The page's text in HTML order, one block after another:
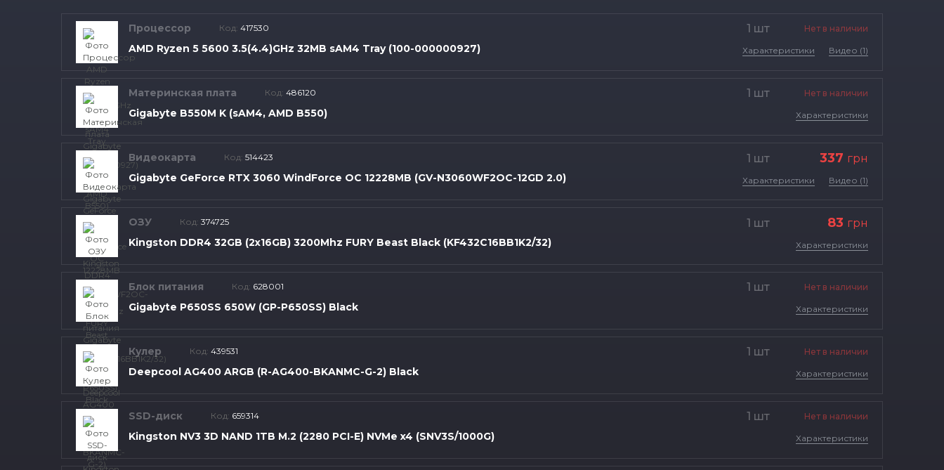
Процессор Код: 417530
AMD Ryzen 5 5600 3.5(4.4)GHz 32MB sAM4 Tray (100-000000927)
1 шт Нет в наличии
Характеристики Видео (1)
Материнская плата Код: 486120
Gigabyte B550M K (sAM4, AMD B550)
1 шт Нет в наличии
Характеристики
Видеокарта Код: 514423
Gigabyte GeForce RTX 3060 WindForce OC 12228MB (GV-N3060WF2OC-12GD 2.0)
1 шт 337 грн
Характеристики Видео (1)
ОЗУ Код: 374725
Kingston DDR4 32GB (2x16GB) 3200Mhz FURY Beast Black (KF432C16BB1K2/32)
1 шт 83 грн
Характеристики
Блок питания Код: 628001
Gigabyte P650SS 650W (GP-P650SS) Black
1 шт Нет в наличии
Характеристики
Кулер Код: 439531
Deepcool AG400 ARGB (R-AG400-BKANMC-G-2) Black
1 шт Нет в наличии
Характеристики
SSD-диск Код: 659314
Kingston NV3 3D NAND 1TB M.2 (2280 PCI-E) NVMe x4 (SNV3S/1000G)
1 шт Нет в наличии
Характеристики